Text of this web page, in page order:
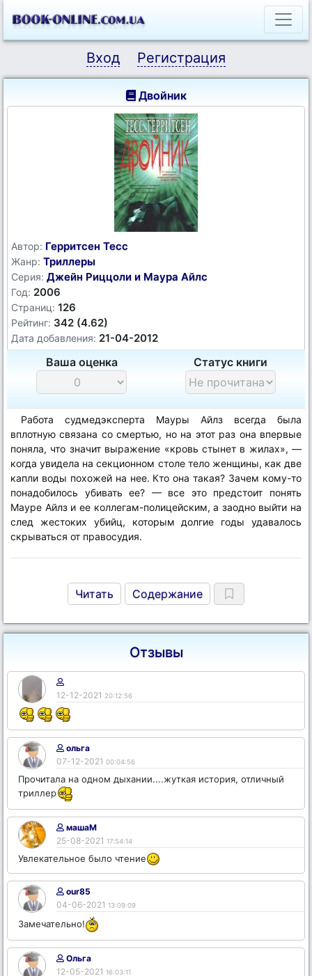
Вход Регистрация
Двойник
Автор: Герритсен Тесс
Жанр: Триллеры
Серия: Джейн Риццоли и Маура Айлс
Год: 2006
Страниц: 126
Рейтинг: 342 (4.62)
Дата добавления: 21-04-2012
Ваша оценка Статус книги
Работа судмедэксперта Мауры Айлз всегда была
вплотную связана со смертью, но на этот раз она впервые
поняла, что значит выражение «кровь стынет в жилах», —
когда увидела на секционном столе тело женщины, как две
капли воды похожей на нее. Кто она такая? Зачем кому-то
понадобилось убивать ее? — все это предстоит понять
Мауре Айлз и ее коллегам-полицейским, а заодно выйти на
след жестоких убийц, которым долгие годы удавалось
скрываться от правосудия.
Читать Содержание
Отзывы
12-12-2021 20:12:56
ольга
07-12-2021 00:04:56
Прочитала на одном дыхании....жуткая история, отличный
триллер
машаМ
25-08-2021 17:54:14
Увлекательное было чтение
our85
04-06-2021 13:09:09
Замечательно!
Ольга
12-05-2021 16:03:11